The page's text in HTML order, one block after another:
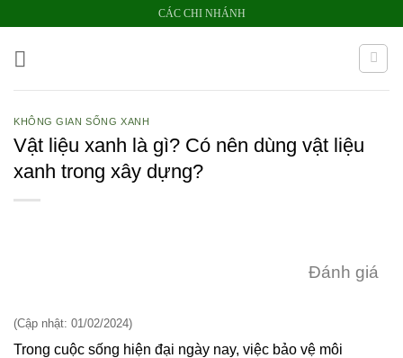
nội
CÁC CHI NHÁNH
KHÔNG GIAN SỐNG XANH
Vật liệu xanh là gì? Có nên dùng vật liệu
xanh trong xây dựng?
Đánh giá
(Cập nhật: 01/02/2024)
Trong cuộc sống hiện đại ngày nay, việc bảo vệ môi